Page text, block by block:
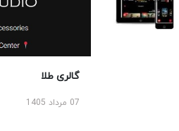
گالری طلا
07 مرداد 1405